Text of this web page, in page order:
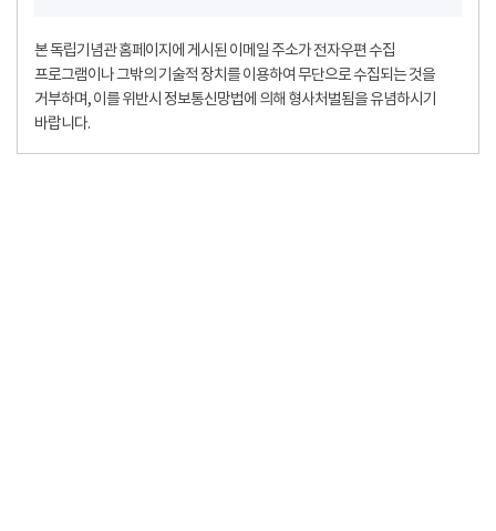
본 독립기념관 홈페이지에 게시된 이메일 주소가 전자우편 수집
프로그램이나 그밖의 기술적 장치를 이용하여 무단으로 수집되는 것을
거부하며, 이를 위반시 정보통신망법에 의해 형사처벌됨을 유념하시기
바랍니다.